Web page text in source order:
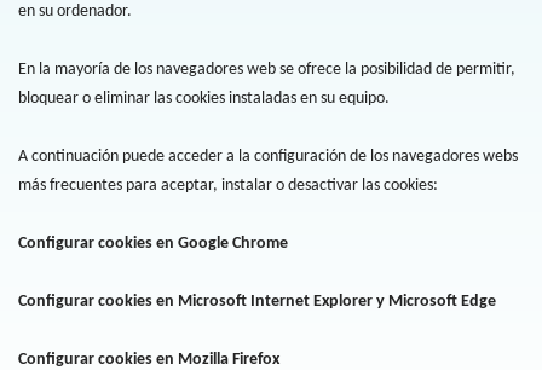
en su ordenador.
En la mayoría de los navegadores web se ofrece la posibilidad de permitir,
bloquear o eliminar las cookies instaladas en su equipo.
A continuación puede acceder a la configuración de los navegadores webs
más frecuentes para aceptar, instalar o desactivar las cookies:
Configurar cookies en Google Chrome
Configurar cookies en Microsoft Internet Explorer y Microsoft Edge
Configurar cookies en Mozilla Firefox